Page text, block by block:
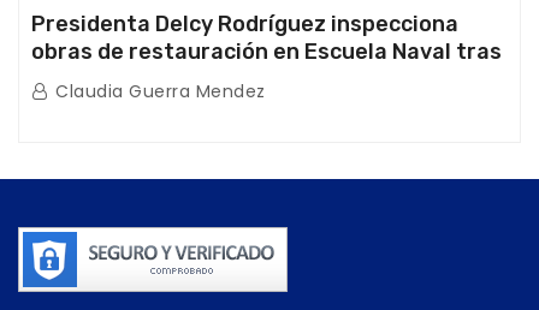
Presidenta Delcy Rodríguez inspecciona
obras de restauración en Escuela Naval tras
afectaciones sísmicas en La Guaira
Claudia Guerra Mendez